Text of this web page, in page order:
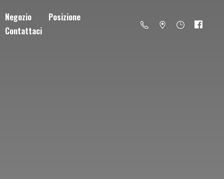
Negozio
Posizione
Contattaci